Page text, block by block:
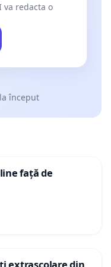
va redacta o
început
față de